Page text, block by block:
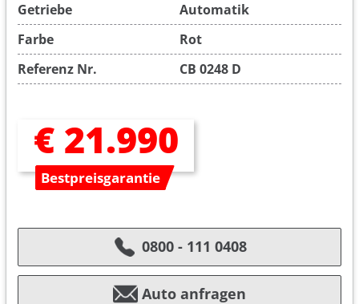
Getriebe
Automatik
Farbe
Rot
Referenz Nr.
CB 0248 D
€ 21.990
Bestpreisgarantie
0800 - 111 0408
Auto anfragen